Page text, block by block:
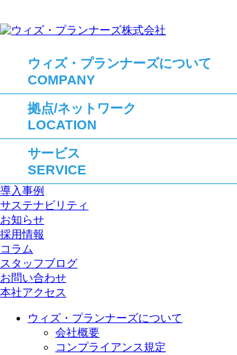
ウィズ・プランナーズについて
COMPANY
拠点/ネットワーク
LOCATION
サービス
SERVICE
導入事例
サステナビリティ
お知らせ
採用情報
コラム
スタッフブログ
お問い合わせ
本社アクセス
ウィズ・プランナーズについて
会社概要
コンプライアンス規定